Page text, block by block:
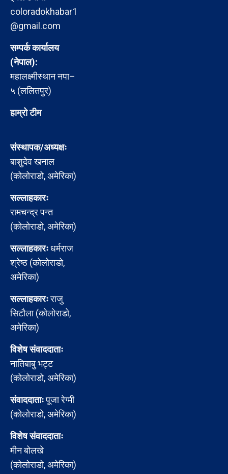
coloradokhabar1
@gmail.com
सम्पर्क कार्यालय
(नेपाल):
महालक्ष्मीस्थान नपा–
५ (ललितपुर)
हाम्रो टीम
संस्थापक/अध्यक्षः
बाशुदेव खनाल
(कोलोराडो, अमेरिका)
सल्लाहकारः
रामचन्द्र पन्त
(कोलोराडो, अमेरिका)
सल्लाहकारःधर्मराज
श्रेष्ठ (कोलोराडो,
अमेरिका)
सल्लाहकारःराजु
सिटौला (कोलोराडो,
अमेरिका)
विशेष संवाददाताः
नातिबाबु भट्ट
(कोलोराडो, अमेरिका)
संवाददाताःपूजा रेग्मी
(कोलोराडो, अमेरिका)
विशेष संवाददाताः
मीन बोलखे
(कोलोराडो, अमेरिका)